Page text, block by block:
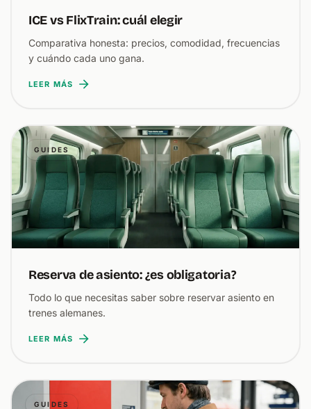
ICE vs FlixTrain: cuál elegir
Comparativa honesta: precios, comodidad, frecuencias
y cuándo cada uno gana.
LEER MÁS
GUIDES
Reserva de asiento: ¿es obligatoria?
Todo lo que necesitas saber sobre reservar asiento en
trenes alemanes.
LEER MÁS
GUIDES